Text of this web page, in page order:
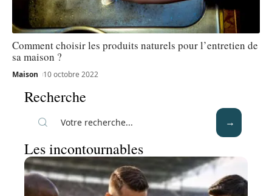
Comment choisir les produits naturels pour l’entretien de
sa maison ?
Maison 10 octobre 2022
Recherche
Les incontournables